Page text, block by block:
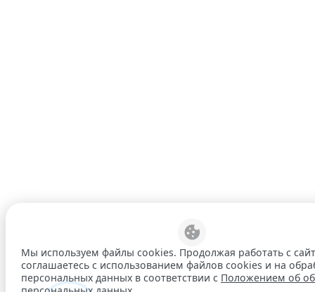
Мы используем файлы cookies. Продолжая работать с
соглашаетесь с использованием файлов cookies и на
персональных данных в соответствии с Положением об